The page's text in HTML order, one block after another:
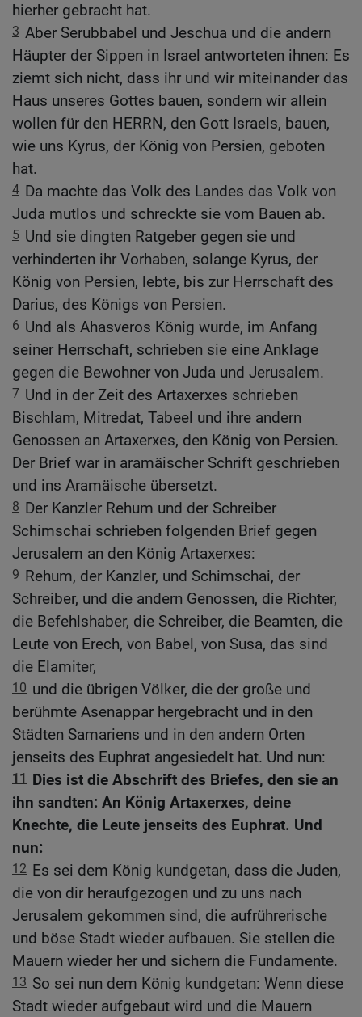
hierher gebracht hat.
3 Aber Serubbabel und Jeschua und die andern
Häupter der Sippen in Israel antworteten ihnen: Es
ziemt sich nicht, dass ihr und wir miteinander das
Haus unseres Gottes bauen, sondern wir allein
wollen für den HERRN, den Gott Israels, bauen,
wie uns Kyrus, der König von Persien, geboten
hat.
4 Da machte das Volk des Landes das Volk von
Juda mutlos und schreckte sie vom Bauen ab.
5 Und sie dingten Ratgeber gegen sie und
verhinderten ihr Vorhaben, solange Kyrus, der
König von Persien, lebte, bis zur Herrschaft des
Darius, des Königs von Persien.
6 Und als Ahasveros König wurde, im Anfang
seiner Herrschaft, schrieben sie eine Anklage
gegen die Bewohner von Juda und Jerusalem.
7 Und in der Zeit des Artaxerxes schrieben
Bischlam, Mitredat, Tabeel und ihre andern
Genossen an Artaxerxes, den König von Persien.
Der Brief war in aramäischer Schrift geschrieben
und ins Aramäische übersetzt.
8 Der Kanzler Rehum und der Schreiber
Schimschai schrieben folgenden Brief gegen
Jerusalem an den König Artaxerxes:
9 Rehum, der Kanzler, und Schimschai, der
Schreiber, und die andern Genossen, die Richter,
die Befehlshaber, die Schreiber, die Beamten, die
Leute von Erech, von Babel, von Susa, das sind
die Elamiter,
10 und die übrigen Völker, die der große und
berühmte Asenappar hergebracht und in den
Städten Samariens und in den andern Orten
jenseits des Euphrat angesiedelt hat. Und nun:
11
Dies ist die Abschrift des Briefes, den sie an
ihn sandten: An König Artaxerxes, deine
Knechte, die Leute jenseits des Euphrat. Und
nun:
12 Es sei dem König kundgetan, dass die Juden,
die von dir heraufgezogen und zu uns nach
Jerusalem gekommen sind, die aufrührerische
und böse Stadt wieder aufbauen. Sie stellen die
Mauern wieder her und sichern die Fundamente.
13 So sei nun dem König kundgetan: Wenn diese
Stadt wieder aufgebaut wird und die Mauern